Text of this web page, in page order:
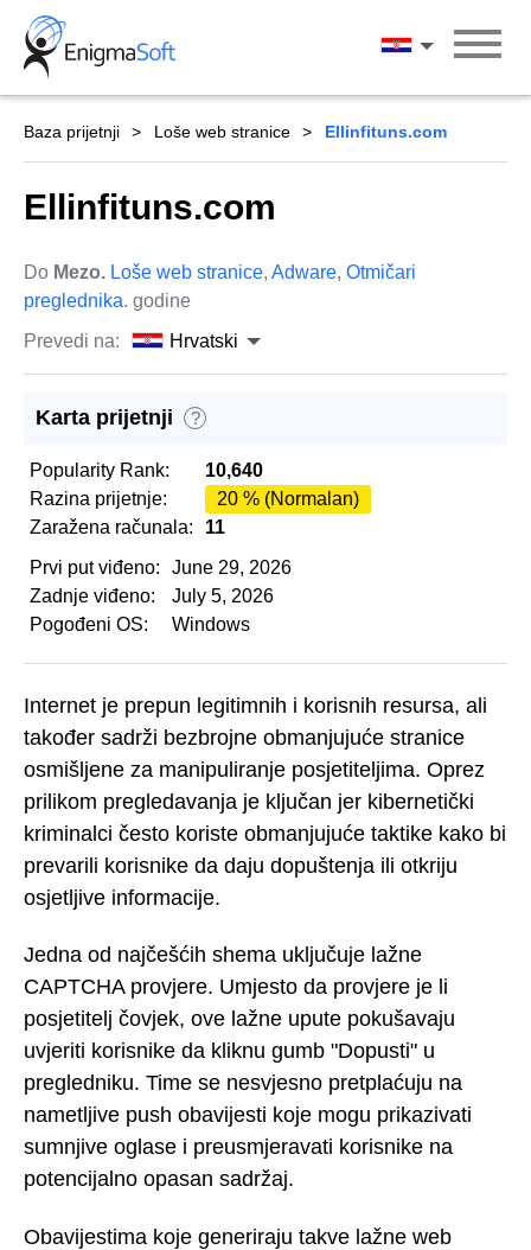
Skip
content
Hrvatski
Baza prijetnji Loše web stranice Ellinfituns.com
Ellinfituns.com
Do Mezo. Loše web stranice, Adware, Otmičari
preglednika. godine
Prevedi na:
Hrvatski
Karta prijetnji ?
Popularity Rank:
10,640
Razina prijetnje:
20 % (Normalan)
Zaražena računala:
11
Prvi put viđeno:
June 29, 2026
Zadnje viđeno:
July 5, 2026
Pogođeni OS:
Windows
Internet je prepun legitimnih i korisnih resursa, ali
također sadrži bezbrojne obmanjujuće stranice
osmišljene za manipuliranje posjetiteljima. Oprez
prilikom pregledavanja je ključan jer kibernetički
kriminalci često koriste obmanjujuće taktike kako bi
prevarili korisnike da daju dopuštenja ili otkriju
osjetljive informacije.
Jedna od najčešćih shema uključuje lažne
CAPTCHA provjere. Umjesto da provjere je li
posjetitelj čovjek, ove lažne upute pokušavaju
uvjeriti korisnike da kliknu gumb "Dopusti" u
pregledniku. Time se nesvjesno pretplaćuju na
nametljive push obavijesti koje mogu prikazivati
sumnjive oglase i preusmjeravati korisnike na
potencijalno opasan sadržaj.
Obavijestima koje generiraju takve lažne web